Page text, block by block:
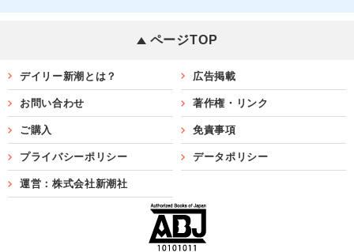
ページTOP
デイリー新潮とは？ 広告掲載
お問い合わせ 著作権・リンク
ご購入 免責事項
プライバシーポリシー データポリシー
運営：株式会社新潮社